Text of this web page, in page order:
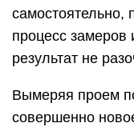
самостоятельно,
процесс замеров
результат не
Вымеряя проем
совершенно